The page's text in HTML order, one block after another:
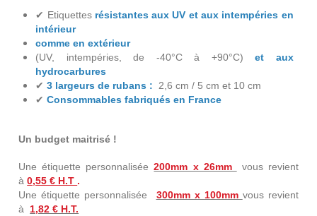
✔ Etiquettes résistantes aux UV et aux intempéries en
intérieur
comme en extérieur
(UV, intempéries, de -40°C à +90°C)
et aux
hydrocarbures
✔3 largeurs de rubans : 2,6 cm / 5 cm et 10 cm
✔Consommables fabriqués en France
Un budget maitrisé !
Une étiquette personnalisée200mm x 26mm
vous revient
à0,55 € H.T .
Une étiquette personnalisée 300mm x 100mm vous revient
à 1,82 € H.T.